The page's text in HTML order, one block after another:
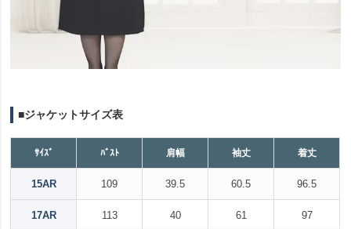
■ジャケットサイズ表
ｻｲｽﾞ ﾊﾞｽﾄ 肩幅 袖丈 着丈
15AR 109 39.5 60.5 96.5
17AR 113 40 61 97